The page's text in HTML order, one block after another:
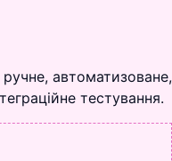
автоматизоване,
тестування.